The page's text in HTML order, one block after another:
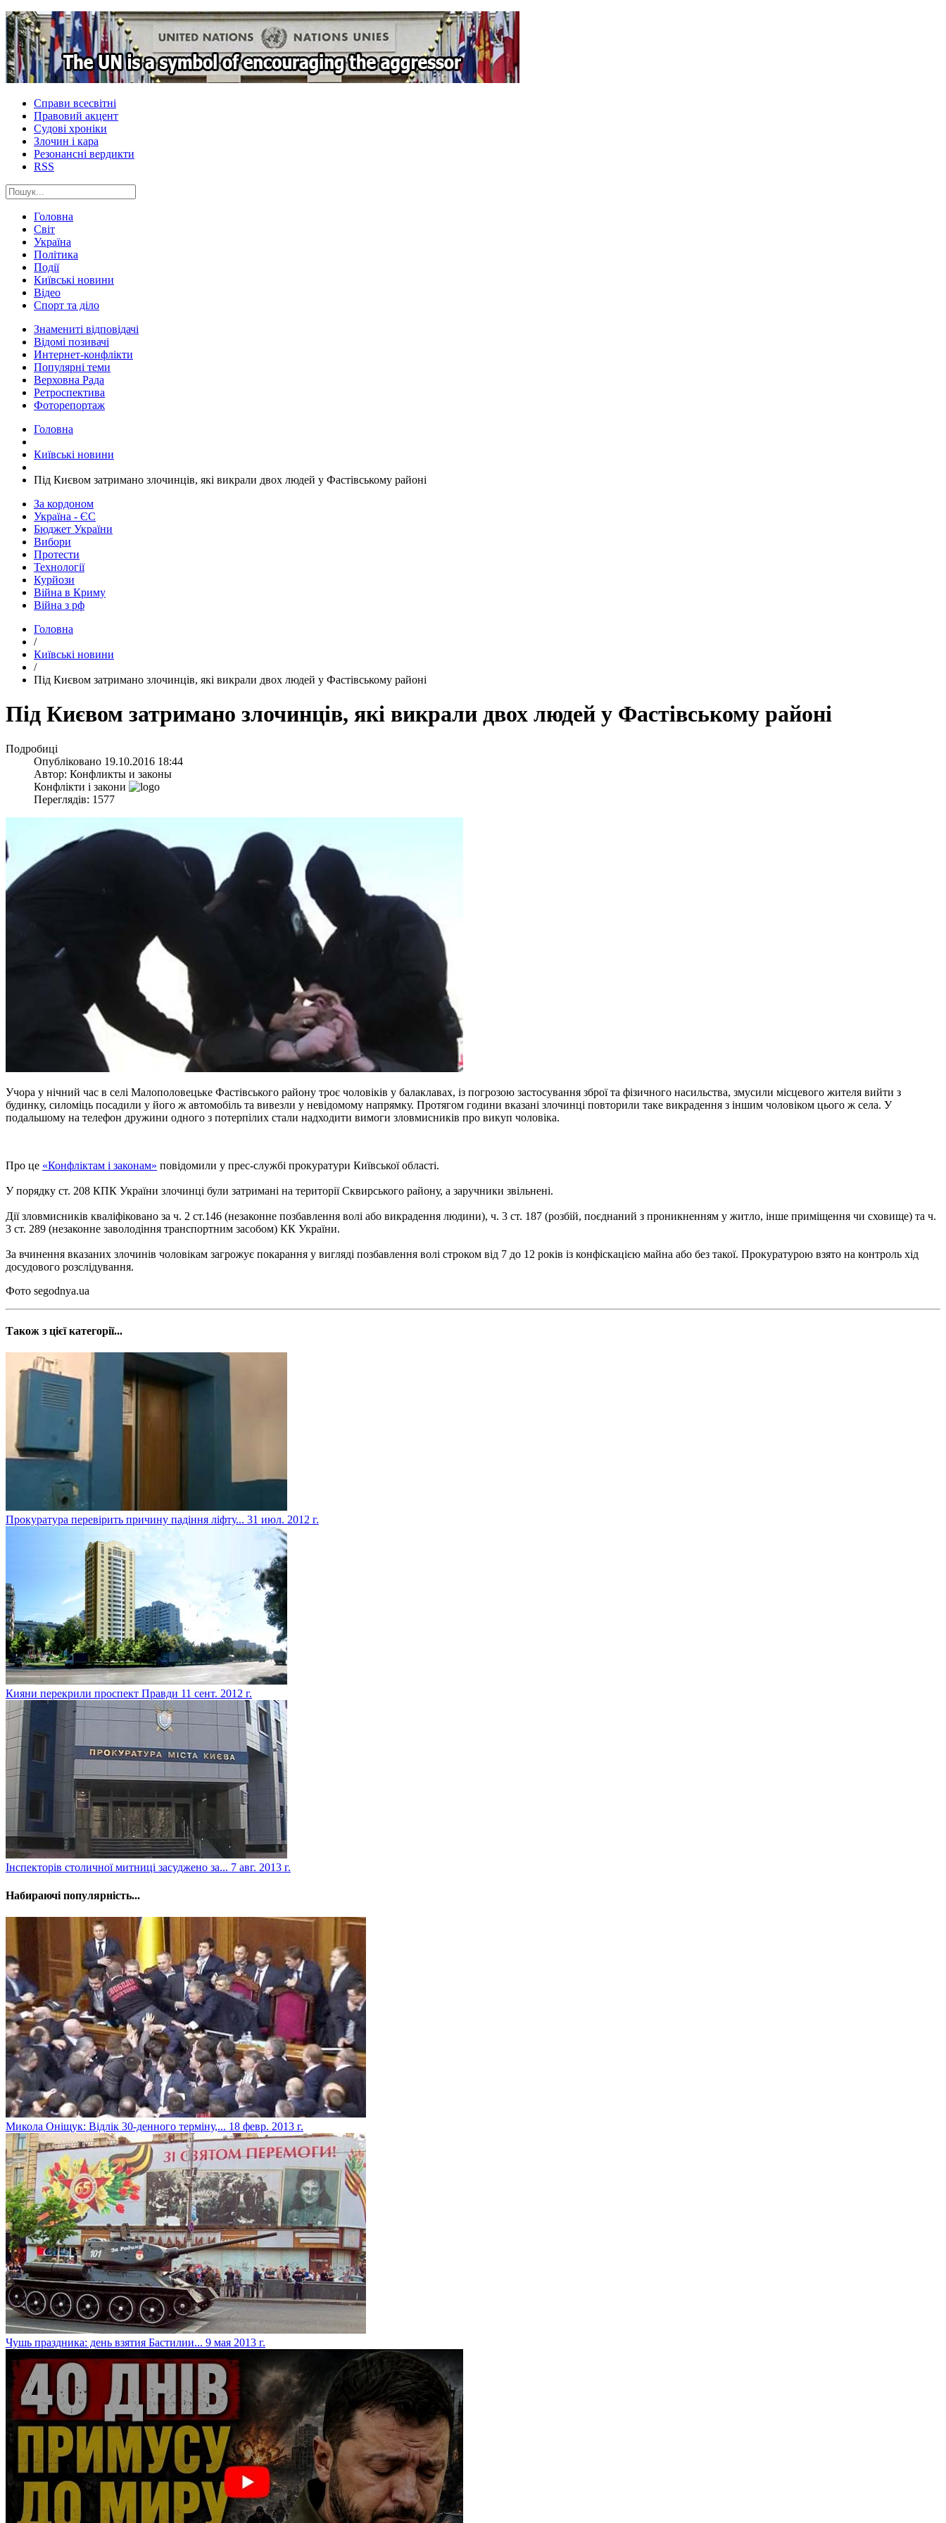
Справи всесвітні
Правовий акцент
Судові хроніки
Злочин і кара
Резонансні вердикти
RSS
Головна
Світ
Україна
Політика
Події
Київські новини
Відео
Спорт та діло
Знамениті відповідачі
Відомі позивачі
Интернет-конфлікти
Популярні теми
Верховна Рада
Ретроспектива
Фоторепортаж
Головна
Київські новини
​Під Києвом затримано злочинців, які викрали двох людей у Фастівському районі
За кордоном
Україна - ЄС
Бюджет України
Вибори
Протести
Технології
Курйози
Війна в Криму
Війна з рф
Головна
/
Київські новини
/
​Під Києвом затримано злочинців, які викрали двох людей у Фастівському районі
​Під Києвом затримано злочинців, які викрали двох людей у Фастівському районі
Подробиці
Опубліковано 19.10.2016 18:44
Автор: Конфликты и законы
Конфлікти і закони
Переглядів: 1577
Учора у нічний час в селі Малополовецьке Фастівського району троє чоловіків у балаклавах, із погрозою застосування зброї та фізичного насильства, змусили місцевого жителя вийти з
будинку, силоміць посадили у його ж автомобіль та вивезли у невідомому напрямку. Протягом години вказані злочинці повторили таке викрадення з іншим чоловіком цього ж села. У
подальшому на телефон дружини одного з потерпілих стали надходити вимоги зловмисників про викуп чоловіка.
Про це «Конфліктам і законам» повідомили у прес-службі прокуратури Київської області.
У порядку ст. 208 КПК України злочинці були затримані на території Сквирського району, а заручники звільнені.
Дії зловмисників кваліфіковано за ч. 2 ст.146 (незаконне позбавлення волі або викрадення людини), ч. 3 ст. 187 (розбій, поєднаний з проникненням у житло, інше приміщення чи сховище) та ч.
3 ст. 289 (незаконне заволодіння транспортним засобом) КК України.
За вчинення вказаних злочинів чоловікам загрожує покарання у вигляді позбавлення волі строком від 7 до 12 років із конфіскацією майна або без такої. Прокуратурою взято на контроль хід
досудового розслідування.
Фото segodnya.ua
Також з цієї категорії...
Прокуратура перевірить причину падіння ліфту... 31 июл. 2012 г.
Кияни перекрили проспект Правди 11 сент. 2012 г.
Інспекторів столичної митниці засуджено за... 7 авг. 2013 г.
Набираючі популярність...
Микола Оніщук: Відлік 30-денного терміну,... 18 февр. 2013 г.
Чушь праздника: день взятия Бастилии... 9 мая 2013 г.